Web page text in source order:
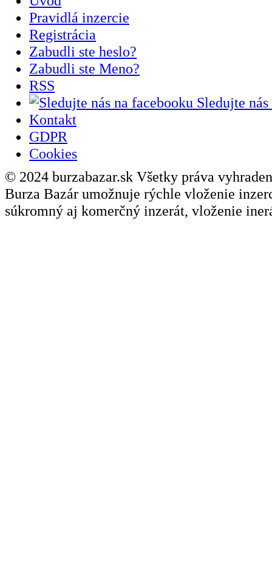
Pravidlá inzercie
Registrácia
Zabudli ste heslo?
Zabudli ste Meno?
RSS
Sledujte
Kontakt
GDPR
Cookies
© 2024 burzabazar.sk Všetky práva
Burza Bazár umožnuje rýchle vloženie
súkromný aj komerčný inzerát, vloženie